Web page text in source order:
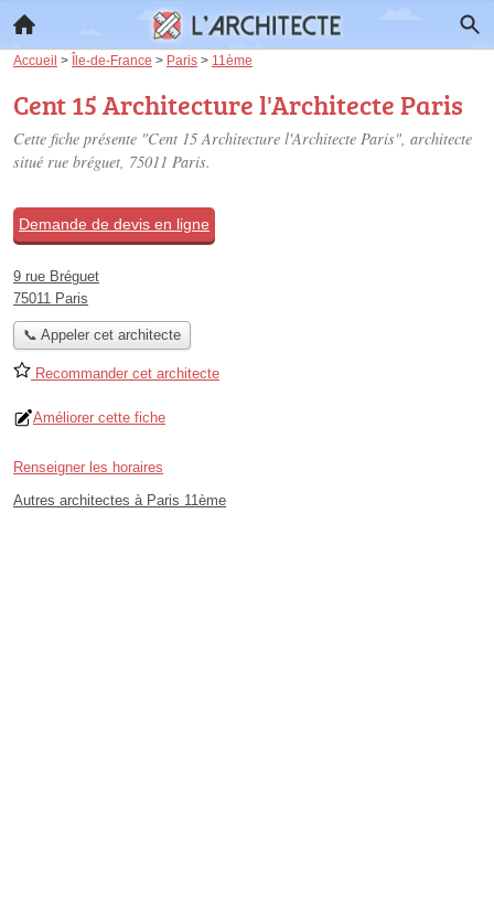
Accueil > Île-de-France > Paris > 11ème
Cent 15 Architecture l'Architecte Paris
Cette fiche présente "Cent 15 Architecture l'Architecte Paris", architecte
situé rue bréguet, 75011 Paris.
Demande de devis en ligne
9 rue Bréguet
75011 Paris
📞 Appeler cet architecte
Recommander cet architecte
Améliorer cette fiche
Renseigner les horaires
Autres architectes à Paris 11ème